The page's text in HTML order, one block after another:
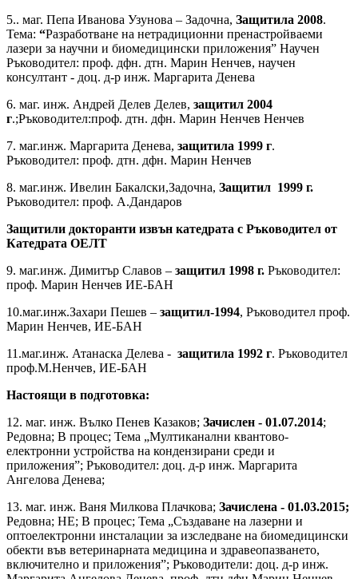
5.. маг. Пепа Иванова Узунова – Задочна, Защитила 2008.
Тема: “Разработване на нетрадиционни пренастройваеми
лазери за научни и биомедицински приложения” Научен
Ръководител: проф. дфн. дтн. Марин Ненчев, научен
консултант - доц. д-р инж. Маргарита Денева
6. маг. инж. Андрей Делев Делев, защитил 2004
г.;Ръководител:проф. дтн. дфн. Марин Ненчев Ненчев
7. маг.инж. Маргарита Денева, защитила 1999 г.
Ръководител: проф. дтн. дфн. Марин Ненчев
8. маг.инж. Ивелин Бакалски,Задочна, Защитил 1999 г.
Ръководител: проф. А.Дандаров
Защитили докторанти извън катедрата с Ръководител от
Катедрата ОЕЛТ
9. маг.инж. Димитър Славов – защитил 1998 г. Ръководител:
проф. Марин Ненчев ИЕ-БАН
10.маг.инж.Захари Пешев – защитил-1994, Ръководител проф.
Марин Ненчев, ИЕ-БАН
11.маг.инж. Атанаска Делева - защитила 1992 г. Ръководител
проф.М.Ненчев, ИЕ-БАН
Настоящи в подготовка:
12. маг. инж. Вълко Пенев Казаков; Зачислен - 01.07.2014;
Редовна; В процес; Тема „Мултиканални квантово-
електронни устройства на кондензирани среди и
приложения”; Ръководител: доц. д-р инж. Маргарита
Ангелова Денева;
13. маг. инж. Ваня Милкова Плачкова; Зачислена - 01.03.2015;
Редовна; НЕ; В процес; Тема „Създаване на лазерни и
оптоелектронни инсталации за изследване на биомедицински
обекти във ветеринарната медицина и здравеопазването,
включително и приложения”; Ръководители: доц. д-р инж.